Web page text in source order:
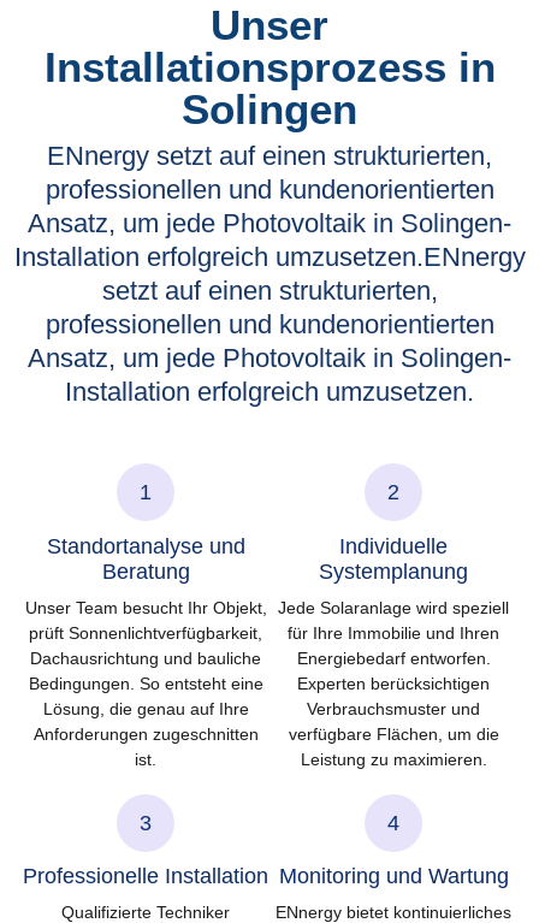
Unser
Installationsprozess in
Solingen
ENnergy setzt auf einen strukturierten,
professionellen und kundenorientierten
Ansatz, um jede Photovoltaik in Solingen-
Installation erfolgreich umzusetzen.ENnergy
setzt auf einen strukturierten,
professionellen und kundenorientierten
Ansatz, um jede Photovoltaik in Solingen-
Installation erfolgreich umzusetzen.
1
Standortanalyse und
Beratung
Unser Team besucht Ihr Objekt,
prüft Sonnenlichtverfügbarkeit,
Dachausrichtung und bauliche
Bedingungen. So entsteht eine
Lösung, die genau auf Ihre
Anforderungen zugeschnitten
ist.
2
Individuelle
Systemplanung
Jede Solaranlage wird speziell
für Ihre Immobilie und Ihren
Energiebedarf entworfen.
Experten berücksichtigen
Verbrauchsmuster und
verfügbare Flächen, um die
Leistung zu maximieren.
3
Professionelle Installation
Qualifizierte Techniker
4
Monitoring und Wartung
ENnergy bietet kontinuierliches